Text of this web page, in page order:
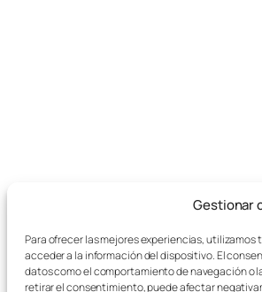
Gestionar
Para ofrecer las mejores experiencias,
acceder a la información del dispositivo. El
datos como el comportamiento de navegación o
retirar el consentimiento, puede afectar